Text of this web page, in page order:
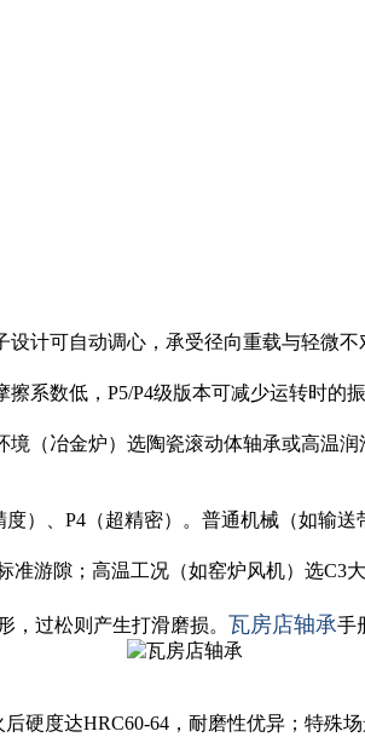
计可自动调心，承受径向重载与轻微
系数低，P5/P4级版本可减少运转时
（冶金炉）选陶瓷滚动体轴承或高温
）、P4（超精密）。普通机械（如输
游隙；高温工况（如窑炉风机）选
，过松则产生打滑磨损。 瓦房店轴承手
硬度达HRC60-64，耐磨性优异；特殊